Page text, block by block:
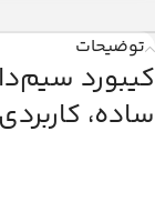
توضیحات
ساده،